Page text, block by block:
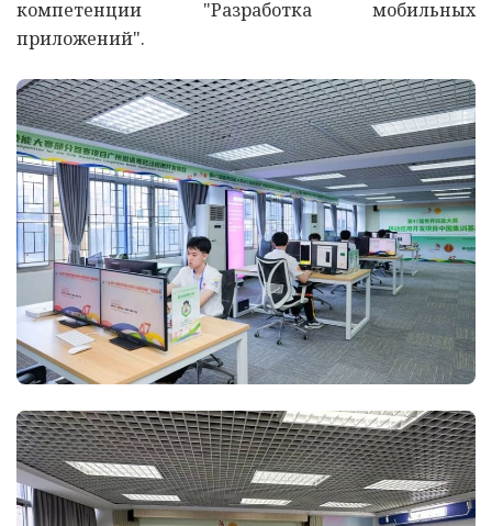
компетенции "Разработка мобильных
приложений".